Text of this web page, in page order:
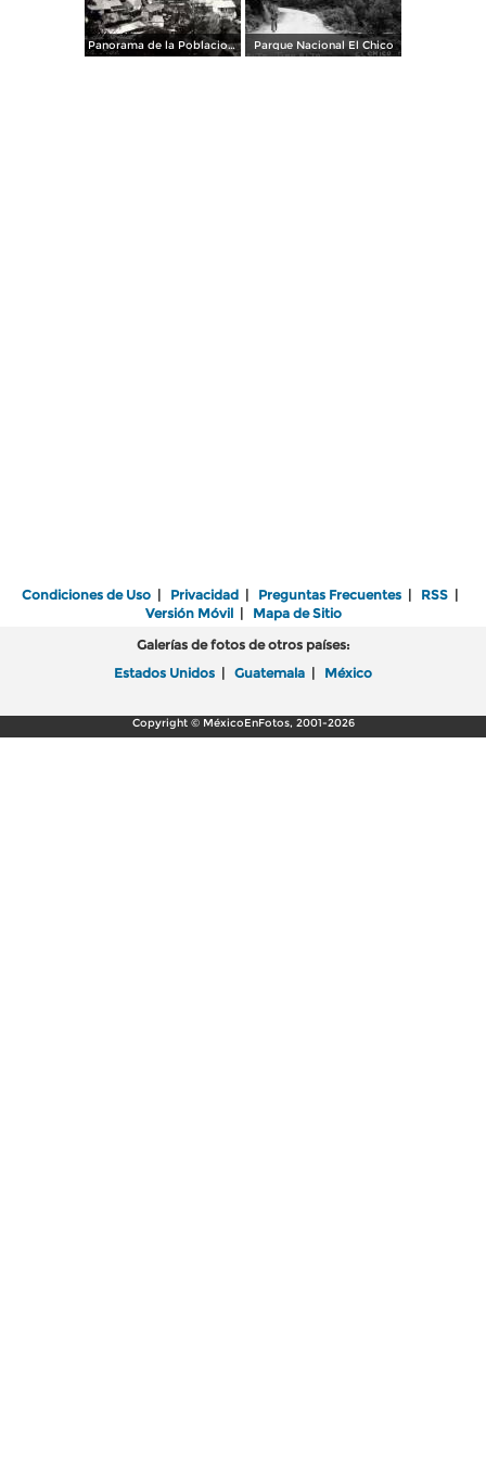
Panorama de la Poblacion ( Fechada en 1925 ) Parque Nacional El Chico
Condiciones de Uso | Privacidad | Preguntas Frecuentes | RSS |
Versión Móvil| Mapa de Sitio
Galerías de fotos de otros países:
Estados Unidos | Guatemala | México
Copyright © MéxicoEnFotos, 2001-2026